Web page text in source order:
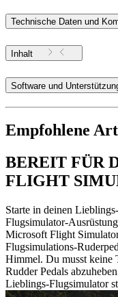
Technische Daten und
Inhalt
Software und
Empfohlene
BEREIT FÜR
FLIGHT
Starte in deinen
Flugsimulator-
Microsoft Flight
Flugsimulations-
Himmel. Du musst keine
Rudder Pedals
Lieblings-Flugsimulator